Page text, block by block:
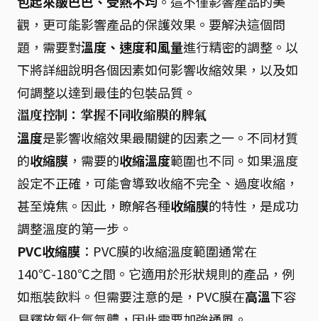
觀，更可能影響產品的保護效果。要解決這個問
題，需要對溫度、速度和風量進行精密的調整。以
下將詳細說明各個因素如何影響收縮效果，以及如
何調整以達到最佳的包裝品質。
溫度控制：掌握不同收縮膜的脾氣
溫度是影響收縮效果最關鍵的因素之一。不同材質
的收縮膜 ，需要的收縮溫度範圍也不同。如果溫度
設定不正確，可能會導致收縮不完全、過度收縮，
甚至燒焦。因此，瞭解各種收縮膜的特性，是成功
調整溫度的第一步。
PVC收縮膜 ：PVC膜的收縮溫度範圍通常在
140℃-180℃之間。它適用於形狀規則的產品，例
如瓶裝飲料。但需要注意的是，PVC膜在高溫下容